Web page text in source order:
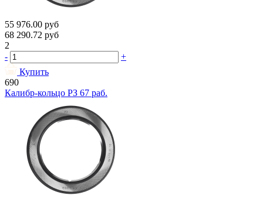
55 976.00 руб
68 290.72 руб
2
-
+
Купить
690
Калибр-кольцо РЗ 67 раб.